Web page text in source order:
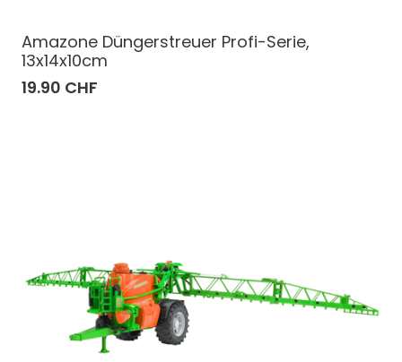
Amazone Düngerstreuer Profi-Serie,
13x14x10cm
19.90 CHF